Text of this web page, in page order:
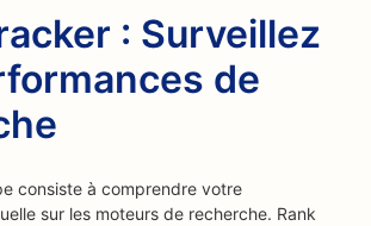
: Surveillez
de
consiste à comprendre votre
sur les moteurs de recherche. Rank